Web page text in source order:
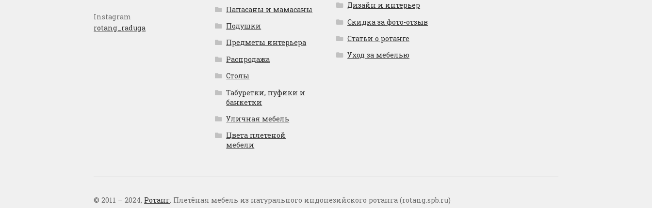
Instagram
rotang_raduga
Папасаны и мамасаны
Подушки
Предметы интерьера
Распродажа
Столы
Табуретки, пуфики и
банкетки
Уличная мебель
Цвета плетеной
мебели
Дизайн и интерьер
Скидка за фото-отзыв
Статьи о ротанге
Уход за мебелью
© 2011 – 2024, Ротанг. Плетёная мебель из натурального индонезийского ротанга (rotang.spb.ru)